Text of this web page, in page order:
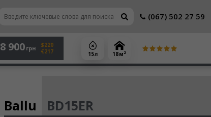
(067) 502 27 59
8 900 грн
$220
€217
15 л 18 м 2
Осушитель воздуха
Ballu BD15ER